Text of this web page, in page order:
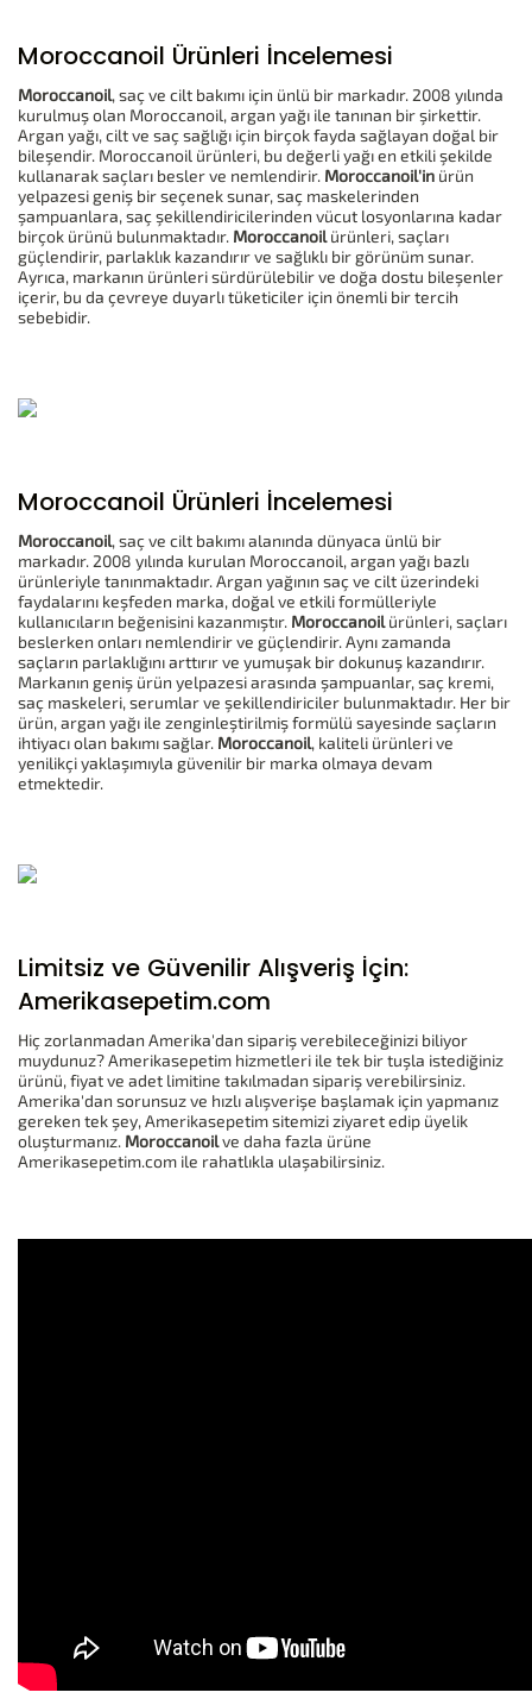
Moroccanoil Ürünleri İncelemesi
Moroccanoil, saç ve cilt bakımı için ünlü bir markadır. 2008 yılında
kurulmuş olan Moroccanoil, argan yağı ile tanınan bir şirkettir.
Argan yağı, cilt ve saç sağlığı için birçok fayda sağlayan doğal bir
bileşendir. Moroccanoil ürünleri, bu değerli yağı en etkili şekilde
kullanarak saçları besler ve nemlendirir. Moroccanoil'in ürün
yelpazesi geniş bir seçenek sunar, saç maskelerinden
şampuanlara, saç şekillendiricilerinden vücut losyonlarına kadar
birçok ürünü bulunmaktadır. Moroccanoilürünleri, saçları
güçlendirir, parlaklık kazandırır ve sağlıklı bir görünüm sunar.
Ayrıca, markanın ürünleri sürdürülebilir ve doğa dostu bileşenler
içerir, bu da çevreye duyarlı tüketiciler için önemli bir tercih
sebebidir.
Moroccanoil Ürünleri İncelemesi
Moroccanoil, saç ve cilt bakımı alanında dünyaca ünlü bir
markadır. 2008 yılında kurulan Moroccanoil, argan yağı bazlı
ürünleriyle tanınmaktadır. Argan yağının saç ve cilt üzerindeki
faydalarını keşfeden marka, doğal ve etkili formülleriyle
kullanıcıların beğenisini kazanmıştır. Moroccanoilürünleri, saçları
beslerken onları nemlendirir ve güçlendirir. Aynı zamanda
saçların parlaklığını arttırır ve yumuşak bir dokunuş kazandırır.
Markanın geniş ürün yelpazesi arasında şampuanlar, saç kremi,
saç maskeleri, serumlar ve şekillendiriciler bulunmaktadır. Her bir
ürün, argan yağı ile zenginleştirilmiş formülü sayesinde saçların
ihtiyacı olan bakımı sağlar. Moroccanoil, kaliteli ürünleri ve
yenilikçi yaklaşımıyla güvenilir bir marka olmaya devam
etmektedir.
Limitsiz ve Güvenilir Alışveriş İçin:
Amerikasepetim.com
Hiç zorlanmadan Amerika'dan sipariş verebileceğinizi biliyor
muydunuz? Amerikasepetim hizmetleri ile tek bir tuşla istediğiniz
ürünü, fiyat ve adet limitine takılmadan sipariş verebilirsiniz.
Amerika'dan sorunsuz ve hızlı alışverişe başlamak için yapmanız
gereken tek şey, Amerikasepetim sitemizi ziyaret edip üyelik
oluşturmanız. Moroccanoilve daha fazla ürüne
Amerikasepetim.com ile rahatlıkla ulaşabilirsiniz.